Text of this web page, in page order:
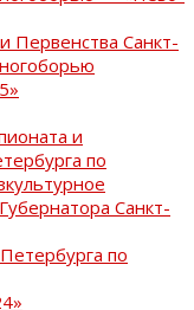
Первенства Санкт-
и
по
Санкт-
по